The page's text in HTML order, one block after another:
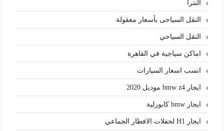
النترا
النقل السياحى بأسعار معقولة
النقل السياحي
اماكن سياجية في القاهرة
انسب اسعار السيارات
ايجار bmw z4 موديل 2020
ايجار bmw كابورلية
ايجار H1 لحفلات الافطار الجماعي